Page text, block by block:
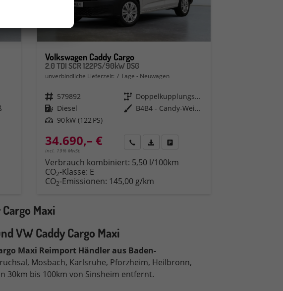
drucken
parken
Volkswagen Caddy Cargo
2.0 TDI SCR 122PS/90kW DSG
unverbindliche Lieferzeit:7 Tage Neuwagen
Fahrzeugnr. 579892 Getriebe
Doppelkupplungsgetriebe (DSG)
Kraftstoff Diesel Außenfarbe
B4B4 - Candy-Weiß Uni.
Leistung 90 kW (122 PS)
34.690,– €
incl. 19% MwSt.
Rückruf PDF-Datei, Fahrzeugexposé drucken
Verbrauch kombiniert: 5,50 l/100km
CO2-Klasse: E
CO2-Emissionen: 145,00 g/km
Maxi
VW Caddy Cargo Maxi
Maxi Reimport Händler aus Baden-
Mosbach, Karlsruhe, Pforzheim, Heilbronn,
30km bis 100km von Sinsheim entfernt.